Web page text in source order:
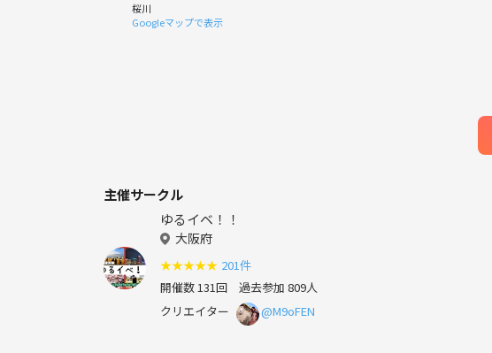
桜川
Googleマップで表示
主催サークル
ゆるイベ！！
大阪府
★★★★★ 201件
開催数 131回 過去参加 809人
クリエイター
@M9oFEN